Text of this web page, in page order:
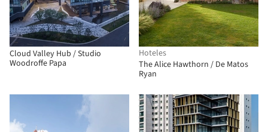
Cloud Valley Hub / Studio
Woodroffe Papa
Hoteles
The Alice Hawthorn / De Matos
Ryan